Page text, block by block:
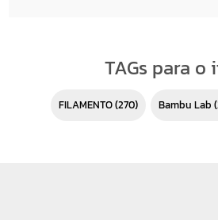
TAGs para o
FILAMENTO(270) Bambu Lab